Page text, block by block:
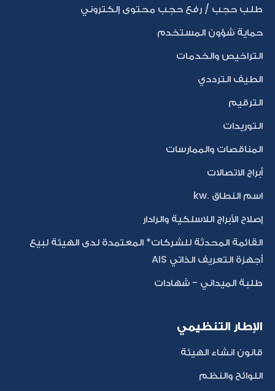
طلب حجب / رفع حجب محتوى إلكتروني
حماية شؤون المستخدم
التراخيص والخدمات
الطيف الترددي
الترقيم
التوريدات
المناقصات والممارسات
أبراج الاتصالات
اسم النطاق .kw
إصلاح الأبراج اللاسلكية والرادار
القائمة المحدثة للشركات* المعتمدة لدى الهيئة لبيع
أجهزة التعريف الذاتي AIS
طلبة الميداني - شهادات
الإطار التنظيمي
قانون انشاء الهيئة
اللوائح والنظم